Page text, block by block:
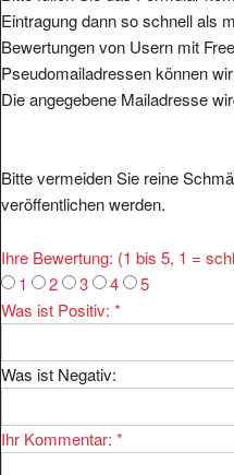
Eintragung dann so schnell als
Bewertungen von Usern mit
Pseudomailadressen können
Die angegebene Mailadresse
Bitte vermeiden Sie reine
veröffentlichen werden.
Ihre Bewertung: (1 bis 5, 1 =
1
2 3 4
5
Was ist Positiv: *
Was ist Negativ:
Ihr Kommentar: *